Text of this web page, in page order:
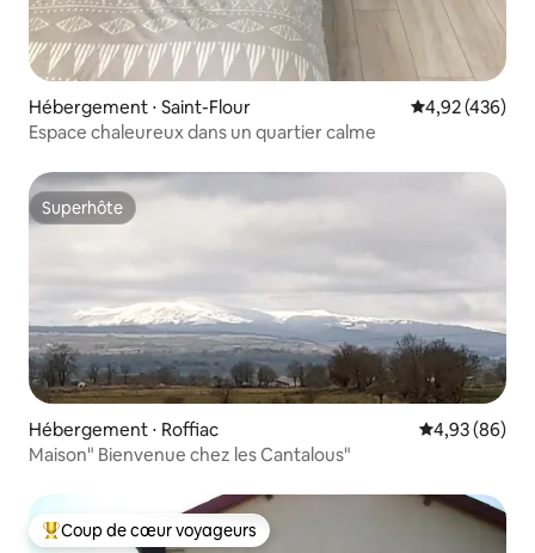
Hébergement ⋅ Saint-Flour Évaluation
4,92 (436)
Espace chaleureux dans un quartier calme
Superhôte
Superhôte
Hébergement ⋅ Roffiac Évaluation
4,93 (86)
Maison" Bienvenue chez les Cantalous"
Coups de cœur voyageurs les plus appréciés
Coup de cœur voyageurs